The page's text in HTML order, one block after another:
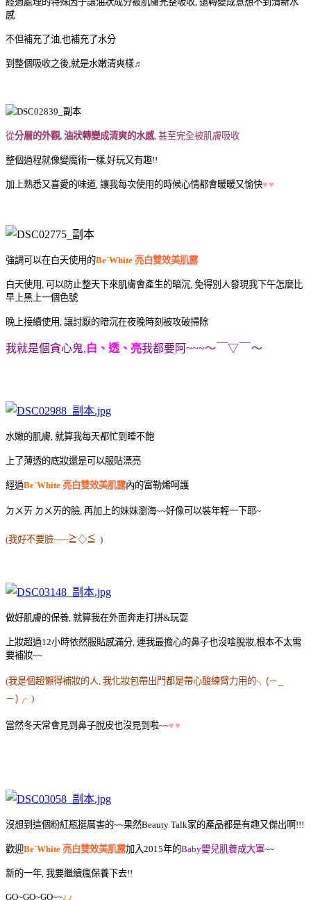
感
不但補充了油,也補充了水分
到整個吸收之後,就是水嫩清爽樣♬
從分層的外觀, 油狀轉變成清爽的水感, 甚至完全被肌膚吸收
整個過程就像變魔術一樣,好玩又有趣!!
加上熟悉又喜愛的味道, 讓我每次使用的時候心情都會暖暖又愉快♥♥
強調可以在白天使用的Be`White 亮白雙效美肌露
白天使用, 可以防止整天下來肌膚會產生的暗沉, 免得別人發現我下午怎麼比
早上黑上一個色號
晚上接續使用, 讓討厭的暗沉在夜晚時刻被攻破掃除
我就是個貪心鬼,白、透、亮我都要阿~~~～￣▽￣～
水嫩的肌膚, 就算我每天都忙到睡不飽
上了薄透的底妝還是可以服貼漂亮
經過Be`White 亮白雙效美肌露內的富勒烯呵護
ㄉㄨㄞ ㄉㄨㄞ的臉, 再加上的妹妹瀏海~~好像可以裝年輕一下耶~
(我好不要臉~~~≧◇≦ )
做好肌膚的保養, 就算我在外面奔走打拼&玩耍
上妝超過12小時依然服貼感滿分, 連我最擔心的鼻子也沒啥脫妝,根本不太需
要補妝~~
(我是個超懶得補妝的人, 我化妝包帶出門都是帶心酸練臂力用的╮(－_
－)╭ )
當然冬天常會見到鼻子脫皮也沒見到啦~~♥♥
沒想到這個粉紅瓶挺厲害的~~果然Beauty Talk家的產品都是有趣又傑出啊!!!
歡迎Be`White 亮白雙效美肌露加入2015年的Baby嬰兒肌養成大軍~~
新的一年, 我要繼續瘋保養下去!!
GO~GO~GO~~♪ ♪